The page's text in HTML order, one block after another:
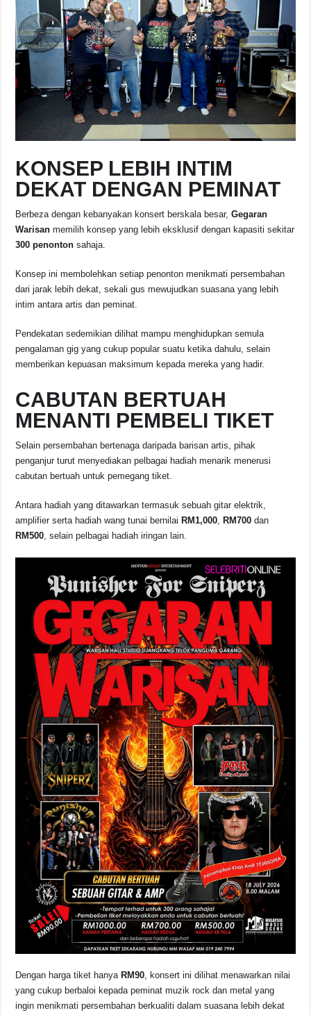
KONSEP LEBIH INTIM
DEKAT DENGAN PEMINAT
Berbeza dengan kebanyakan konsert berskala besar,Gegaran
Warisan memilih konsep yang lebih eksklusif dengan kapasiti sekitar
300 penonton sahaja.
Konsep ini membolehkan setiap penonton menikmati persembahan
dari jarak lebih dekat, sekali gus mewujudkan suasana yang lebih
intim antara artis dan peminat.
Pendekatan sedemikian dilihat mampu menghidupkan semula
pengalaman gig yang cukup popular suatu ketika dahulu, selain
memberikan kepuasan maksimum kepada mereka yang hadir.
CABUTAN BERTUAH
MENANTI PEMBELI TIKET
Selain persembahan bertenaga daripada barisan artis, pihak
penganjur turut menyediakan pelbagai hadiah menarik menerusi
cabutan bertuah untuk pemegang tiket.
Antara hadiah yang ditawarkan termasuk sebuah gitar elektrik,
amplifier serta hadiah wang tunai bernilai RM1,000, RM700 dan
RM500, selain pelbagai hadiah iringan lain.
Dengan harga tiket hanya RM90, konsert ini dilihat menawarkan nilai
yang cukup berbaloi kepada peminat muzik rock dan metal yang
ingin menikmati persembahan berkualiti dalam suasana lebih dekat